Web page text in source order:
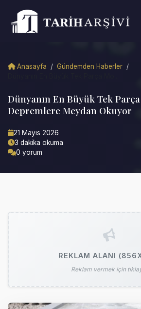
Anasayfa / Gündemden Haberler /
Dünyanın En Büyük Tek
Depremlere Meydan Okuyor
21 Mayıs 2026
3 dakika okuma
0 yorum
REKLAM ALANI
Reklam vermek için